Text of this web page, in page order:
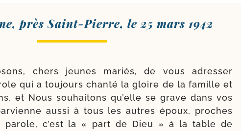
près Saint-​Pierre, le 25 mars 1942
chers jeunes mariés, de vous adres­ser
qui a tou­jours chan­té la gloire de la famille et
et Nous sou­hai­tons qu’elle se grave dans vos
aus­si à tous les autres époux, proches
parole, c’est la « part de Dieu » à la table de